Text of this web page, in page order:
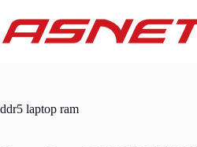
content
ddr5 laptop ram